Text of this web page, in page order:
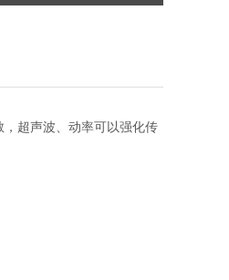
超声波、动率可以强化传